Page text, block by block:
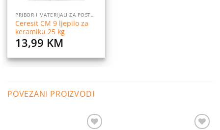
PRIBOR I MATERIJALI ZA POSTAVLJANJE PLOČICA
Ceresit CM 9 ljepilo za
keramiku 25 kg
13,99 KM
POVEZANI PROIZVODI